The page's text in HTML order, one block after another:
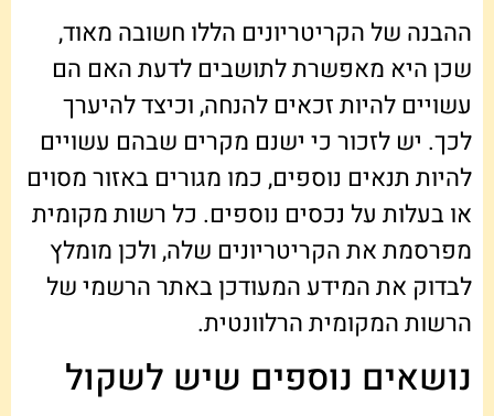
ההבנה של הקריטריונים הללו חשובה מאוד,
שכן היא מאפשרת לתושבים לדעת האם הם
עשויים להיות זכאים להנחה, וכיצד להיערך
לכך. יש לזכור כי ישנם מקרים שבהם עשויים
להיות תנאים נוספים, כמו מגורים באזור מסוים
או בעלות על נכסים נוספים. כל רשות מקומית
מפרסמת את הקריטריונים שלה, ולכן מומלץ
לבדוק את המידע המעודכן באתר הרשמי של
הרשות המקומית הרלוונטית.
נושאים נוספים שיש לשקול